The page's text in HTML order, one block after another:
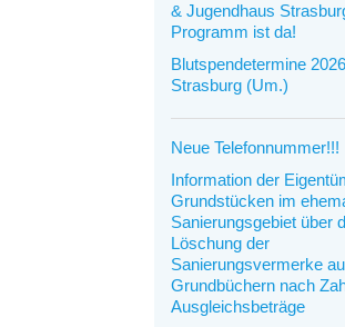
& Jugendhaus
Programm ist da!
Blutspendetermine
Strasburg (Um.)
Neue Telefonnummer!!!
Information der
Grundstücken im
Sanierungsgebiet über
Löschung der
Sanierungsvermerke
Grundbüchern nach
Ausgleichsbeträge